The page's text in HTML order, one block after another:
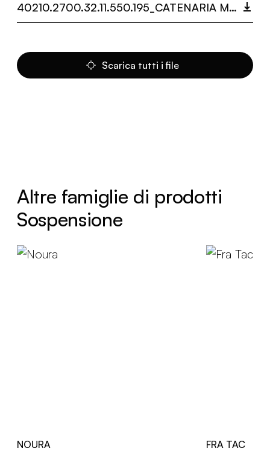
40210.2700.32.11.550.195_CATENARIA MULTIDOT.PDF
Scarica tutti i file
Altre famiglie di prodotti
Sospensione
NOURA
FRA TAC